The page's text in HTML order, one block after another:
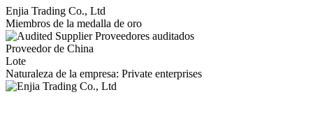
Enjia Trading Co., Ltd
Miembros de la medalla de oro
Proveedores auditados
Proveedor de China
Lote
Naturaleza de la empresa: Private enterprises